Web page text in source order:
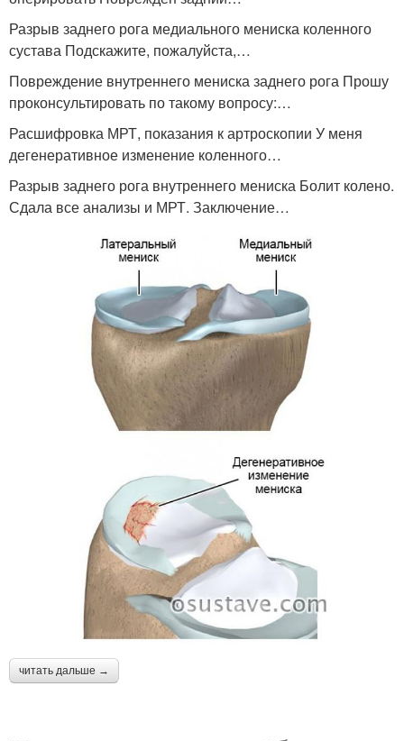
Разрыв заднего рога медиального мениска коленного
сустава Подскажите, пожалуйста,…
Повреждение внутреннего мениска заднего рога Прошу
проконсультировать по такому вопросу:…
Расшифровка МРТ, показания к артроскопии У меня
дегенеративное изменение коленного…
Разрыв заднего рога внутреннего мениска Болит колено.
Сдала все анализы и МРТ. Заключение…
читать дальше →